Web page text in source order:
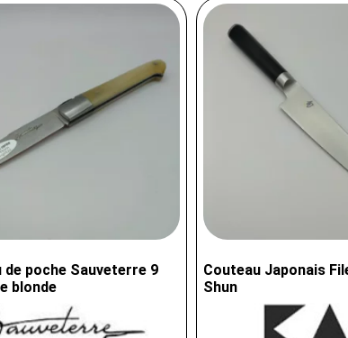
de poche Sauveterre 9
blonde
Couteau Japonais
Shun